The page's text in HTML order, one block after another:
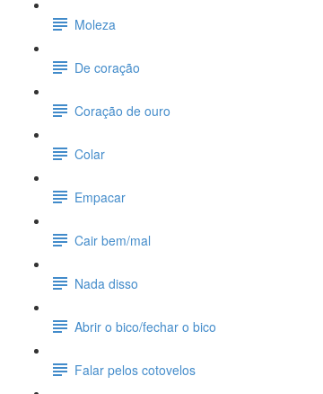
Moleza
De coração
Coração de ouro
Colar
Empacar
Cair bem/mal
Nada disso
Abrir o bico/fechar o bico
Falar pelos cotovelos